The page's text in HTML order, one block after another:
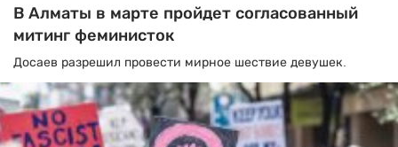
В Алматы в марте пройдет согласованный
митинг феминисток
Досаев разрешил провести мирное шествие девушек.